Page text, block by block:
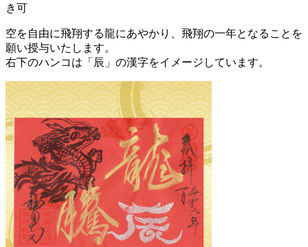
き可
空を自由に飛翔する龍にあやかり、飛翔の一年となることを
願い授与いたします。
右下のハンコは「辰」の漢字をイメージしています。